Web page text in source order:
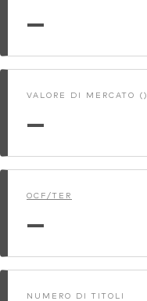
Attiva
Passiva
—
VALORE DI MERCATO ()
—
OCF/TER
—
NUMERO DI TITOLI